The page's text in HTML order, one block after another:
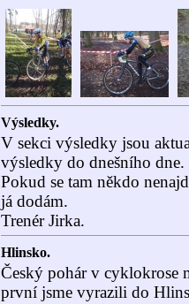
Výsledky.
V sekci výsledky jsou
výsledky do dnešního dne.
Pokud se tam někdo
já dodám.
Trenér Jirka.
Hlinsko.
Český pohár v cyklokrose
první jsme vyrazili do